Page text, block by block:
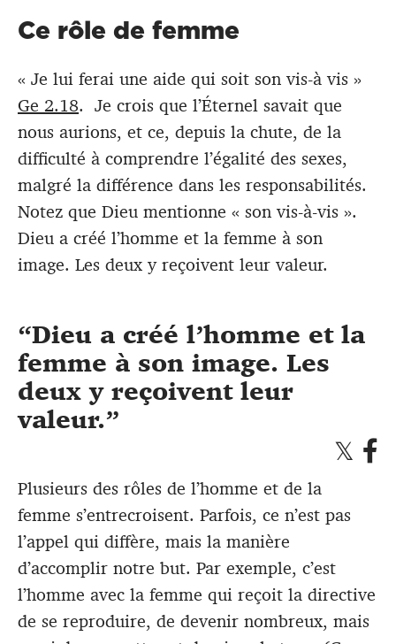
Ce rôle de femme
« Je lui ferai une aide qui soit son vis-à vis »
Ge 2.18. Je crois que l’Éternel savait que
nous aurions, et ce, depuis la chute, de la
difficulté à comprendre l’égalité des sexes,
malgré la différence dans les responsabilités.
Notez que Dieu mentionne « son vis-à-vis ».
Dieu a créé l’homme et la femme à son
image. Les deux y reçoivent leur valeur.
Dieu a créé l’homme et la
femme à son image. Les
deux y reçoivent leur
valeur.
Plusieurs des rôles de l’homme et de la
femme s’entrecroisent. Parfois, ce n’est pas
l’appel qui diffère, mais la manière
d’accomplir notre but. Par exemple, c’est
l’homme avec la femme qui reçoit la directive
de se reproduire, de devenir nombreux, mais